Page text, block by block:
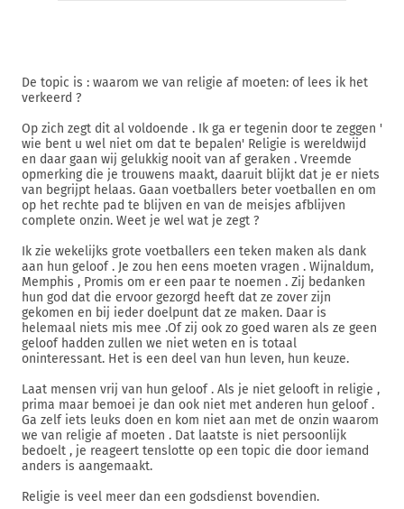
De topic is : waarom we van religie af moeten: of lees ik het
verkeerd ?
Op zich zegt dit al voldoende . Ik ga er tegenin door te zeggen '
wie bent u wel niet om dat te bepalen' Religie is wereldwijd
en daar gaan wij gelukkig nooit van af geraken . Vreemde
opmerking die je trouwens maakt, daaruit blijkt dat je er niets
van begrijpt helaas. Gaan voetballers beter voetballen en om
op het rechte pad te blijven en van de meisjes afblijven
complete onzin. Weet je wel wat je zegt ?
Ik zie wekelijks grote voetballers een teken maken als dank
aan hun geloof . Je zou hen eens moeten vragen . Wijnaldum,
Memphis , Promis om er een paar te noemen . Zij bedanken
hun god dat die ervoor gezorgd heeft dat ze zover zijn
gekomen en bij ieder doelpunt dat ze maken. Daar is
helemaal niets mis mee .Of zij ook zo goed waren als ze geen
geloof hadden zullen we niet weten en is totaal
oninteressant. Het is een deel van hun leven, hun keuze.
Laat mensen vrij van hun geloof . Als je niet gelooft in religie ,
prima maar bemoei je dan ook niet met anderen hun geloof .
Ga zelf iets leuks doen en kom niet aan met de onzin waarom
we van religie af moeten . Dat laatste is niet persoonlijk
bedoelt , je reageert tenslotte op een topic die door iemand
anders is aangemaakt.
Religie is veel meer dan een godsdienst bovendien.